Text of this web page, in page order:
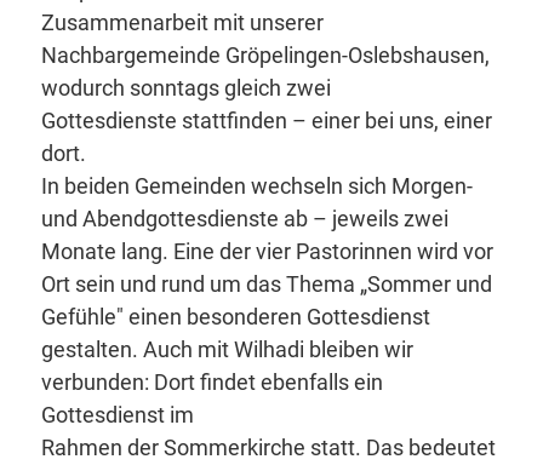
Zusammenarbeit mit unserer
Nachbargemeinde Gröpelingen-Oslebshausen,
wodurch sonntags gleich zwei
Gottesdienste stattfinden – einer bei uns, einer
dort.
In beiden Gemeinden wechseln sich Morgen-
und Abendgottesdienste ab – jeweils zwei
Monate lang. Eine der vier Pastorinnen wird vor
Ort sein und rund um das Thema „Sommer und
Gefühle" einen besonderen Gottesdienst
gestalten. Auch mit Wilhadi bleiben wir
verbunden: Dort findet ebenfalls ein
Gottesdienst im
Rahmen der Sommerkirche statt. Das bedeutet